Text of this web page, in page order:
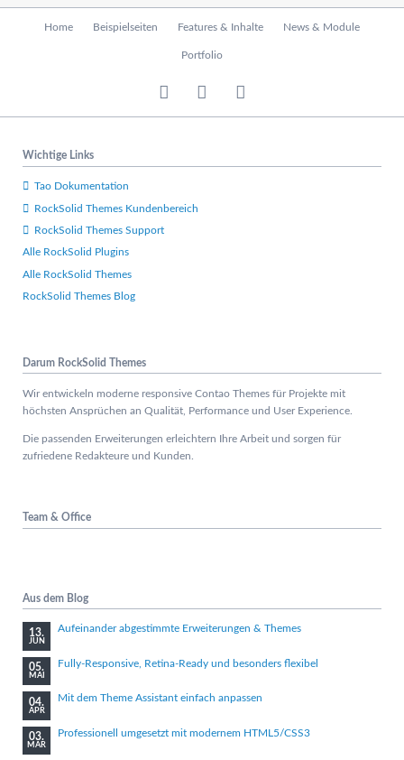
Home Beispielseiten Features & Inhalte News & Module
Portfolio
Wichtige Links
Tao Dokumentation
RockSolid Themes Kundenbereich
RockSolid Themes Support
Alle RockSolid Plugins
Alle RockSolid Themes
RockSolid Themes Blog
Darum RockSolid Themes
Wir entwickeln moderne responsive Contao Themes für Projekte mit
höchsten Ansprüchen an Qualität, Performance und User Experience.
Die passenden Erweiterungen erleichtern Ihre Arbeit und sorgen für
zufriedene Redakteure und Kunden.
Team & Office
Aus dem Blog
13.
JUN
Aufeinander abgestimmte Erweiterungen & Themes
05.
MAI
Fully-Responsive, Retina-Ready und besonders flexibel
04.
APR
Mit dem Theme Assistant einfach anpassen
03.
MÄR
Professionell umgesetzt mit modernem HTML5/CSS3